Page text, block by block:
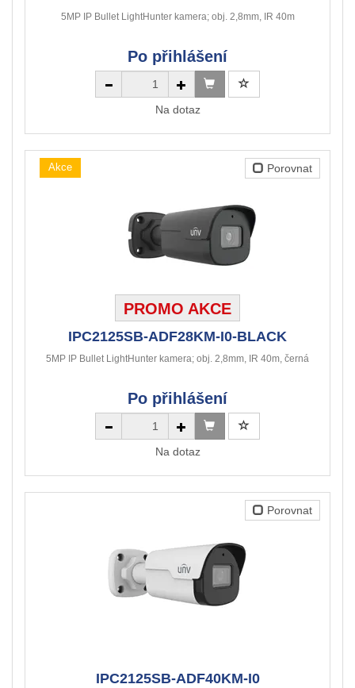
5MP IP Bullet LightHunter kamera; obj. 2,8mm, IR 40m
Po přihlášení
Na dotaz
Akce Porovnat
PROMO AKCE
IPC2125SB-ADF28KM-I0-BLACK
5MP IP Bullet LightHunter kamera; obj. 2,8mm, IR 40m, černá
Po přihlášení
Na dotaz
Porovnat
IPC2125SB-ADF40KM-I0